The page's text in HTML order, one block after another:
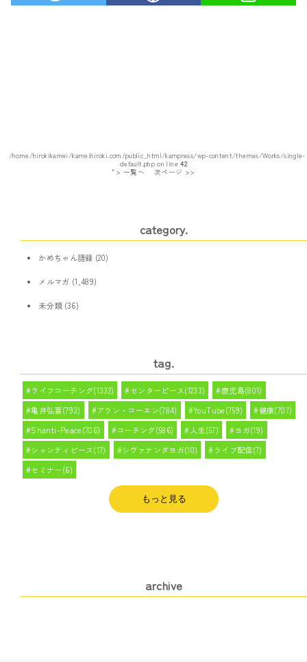
/home/hirokikamei/kameihiroki.com/public_html/kampress/wp-content/themes/Works/single-
default.php on line42
" > 一覧へ
次ページ >>
category.
かめちゃん語録 (20)
メルマガ (1,489)
未分類(36)
tag.
ライフコーチング(1332) センターピース(1233)
鹿児島(801)
亀井弘喜(793)
アラン・コーエン(784) YouTube(759)
健康(707)
Shanti-Peace(706)
コーチング(586) 人生(57)
ヨガ(19)
シャンティピース(17)
シヴァナンダヨガ(10)
ライブ配信(7)
セミナー(6)
もっと見る
archive